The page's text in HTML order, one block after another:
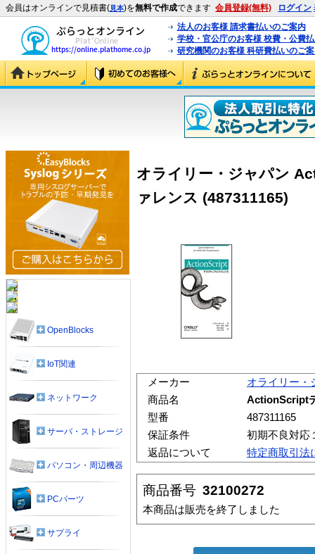
会員はオンラインで見積書(見本)を無料で作成できます 会員登録(無料) ログイン
法人のお客様 請求書払いのご案内
学校・官公庁のお客様 校費・公費
研究機関のお客様 科研費払いのご
オライリー・ジャパン
ァレンス (487311165)
メーカー
オライリー・
商品名
ActionScript
型番
487311165
保証条件
初期不良対応
返品について
特定商取引法
商品番号 32100272
本商品は販売を終了しました
OpenBlocks
IoT関連
ネットワーク
サーバ・ストレージ
パソコン・周辺機器
PCパーツ
サプライ